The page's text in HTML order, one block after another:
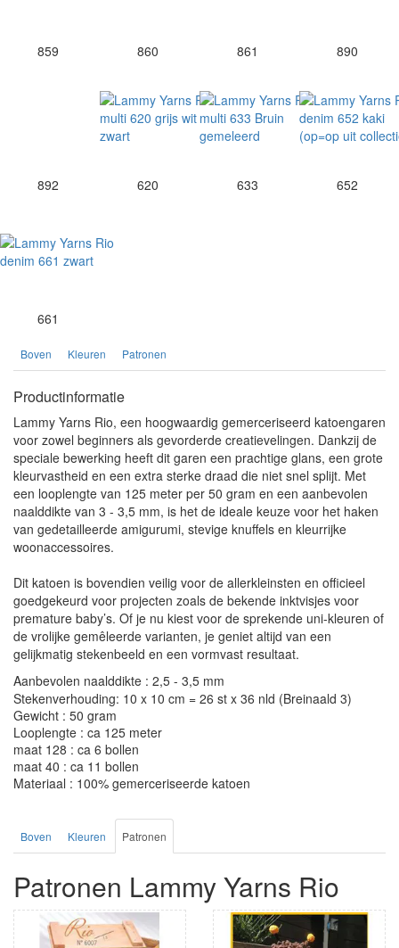
859 860 861 890
892 620 633 652
661
Boven Kleuren Patronen
Productinformatie
Lammy Yarns Rio, een hoogwaardig gemerceriseerd katoengaren
voor zowel beginners als gevorderde creatievelingen. Dankzij de
speciale bewerking heeft dit garen een prachtige glans, een grote
kleurvastheid en een extra sterke draad die niet snel splijt. Met
een looplengte van 125 meter per 50 gram en een aanbevolen
naalddikte van 3 - 3,5 mm, is het de ideale keuze voor het haken
van gedetailleerde amigurumi, stevige knuffels en kleurrijke
woonaccessoires.
Dit katoen is bovendien veilig voor de allerkleinsten en officieel
goedgekeurd voor projecten zoals de bekende inktvisjes voor
premature baby’s. Of je nu kiest voor de sprekende uni-kleuren of
de vrolijke gemêleerde varianten, je geniet altijd van een
gelijkmatig stekenbeeld en een vormvast resultaat.
Aanbevolen naalddikte : 2,5 - 3,5 mm
Stekenverhouding: 10 x 10 cm = 26 st x 36 nld (Breinaald 3)
Gewicht : 50 gram
Looplengte : ca 125 meter
maat 128 : ca 6 bollen
maat 40 : ca 11 bollen
Materiaal : 100% gemerceriseerde katoen
Boven Kleuren Patronen
Patronen Lammy Yarns Rio